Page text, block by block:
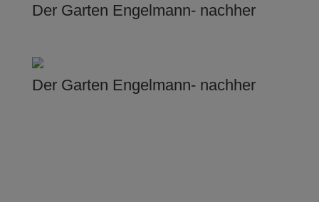
Der Garten Engelmann- nachher
Der Garten Engelmann- nachher